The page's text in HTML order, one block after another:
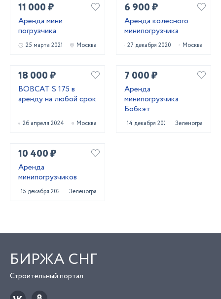
11 000 ₽
Аренда мини
погрузчика
25 марта 2021 Москва
6 900 ₽
Аренда колесного
минипогрузчика
27 декабря 2020 Москва
18 000 ₽
BOBCAT S 175 в
аренду на любой срок
26 апреля 2024 Москва
7 000 ₽
Аренда
минипогрузчика
Бобкэт
14 декабря 2020 Зеленоград
10 400 ₽
Аренда
минипогрузчиков
15 декабря 2020 Зеленоград
БИРЖА СНГ
Строительный портал